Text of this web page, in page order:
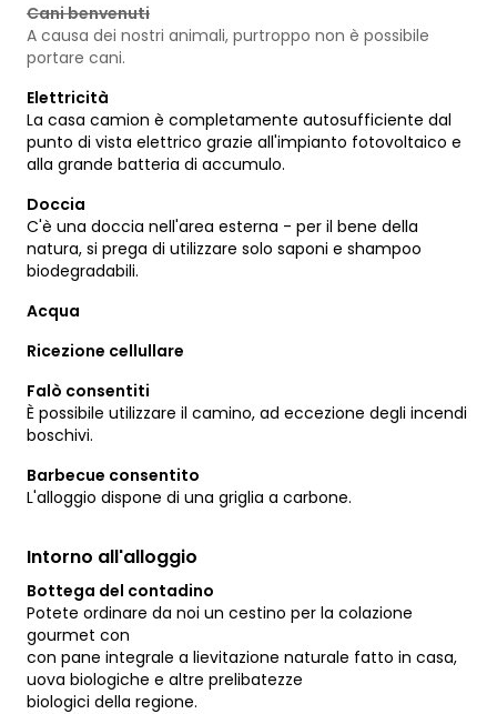
Cani benvenuti
A causa dei nostri animali, purtroppo non è possibile
portare cani.
Elettricità
La casa camion è completamente autosufficiente dal
punto di vista elettrico grazie all'impianto fotovoltaico e
alla grande batteria di accumulo.
Doccia
C'è una doccia nell'area esterna - per il bene della
natura, si prega di utilizzare solo saponi e shampoo
biodegradabili.
Acqua
Ricezione cellullare
Falò consentiti
È possibile utilizzare il camino, ad eccezione degli incendi
boschivi.
Barbecue consentito
L'alloggio dispone di una griglia a carbone.
Intorno all'alloggio
Bottega del contadino
Potete ordinare da noi un cestino per la colazione
gourmet con
con pane integrale a lievitazione naturale fatto in casa,
uova biologiche e altre prelibatezze
biologici della regione.